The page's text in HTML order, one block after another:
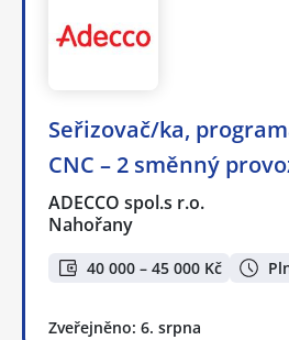
Seřizovač/ka,
CNC – 2 směnný
ADECCO spol.s r.o.
Nahořany
40 000 – 45 000 Kč
Zveřejněno: 6. srpna